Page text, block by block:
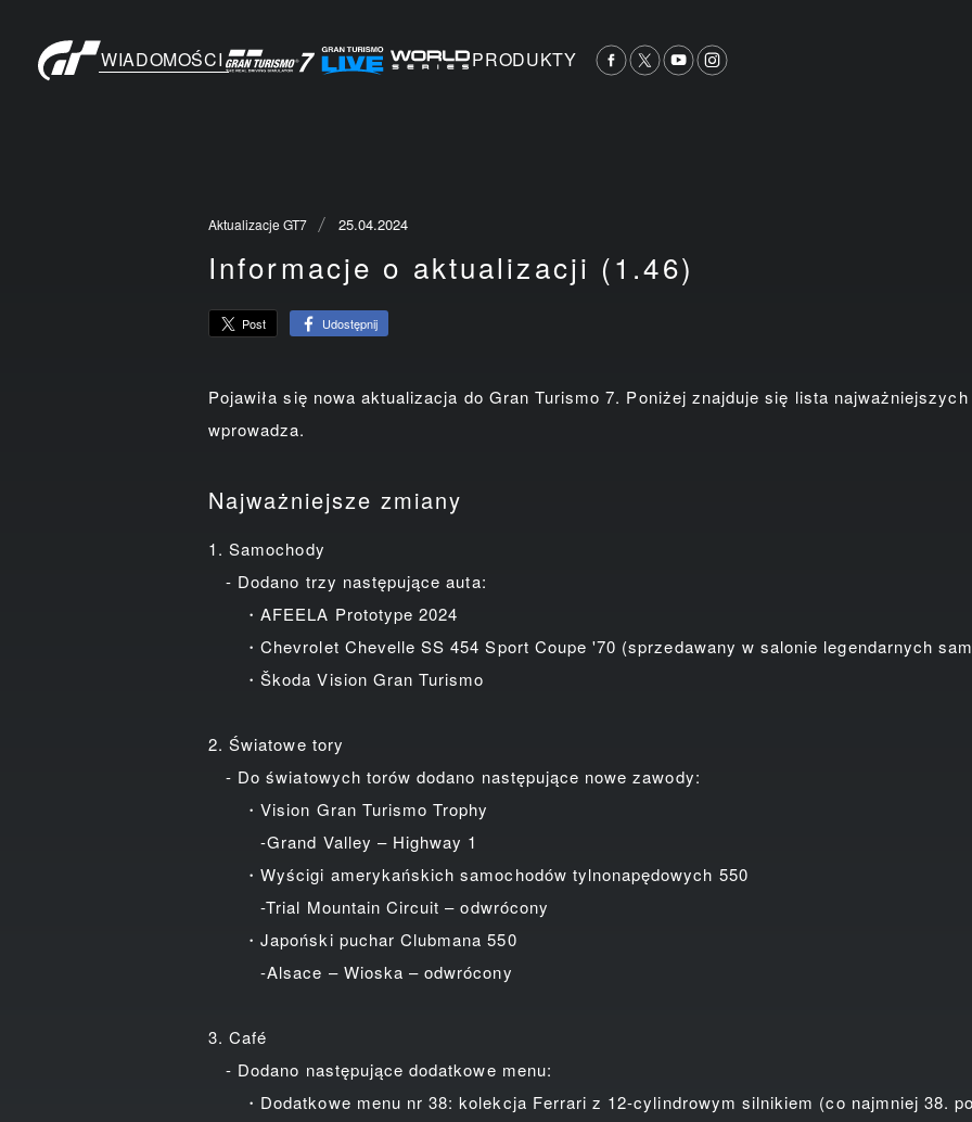
WIADOMOŚCI PRODUKTY
Aktualizacje GT7 25.04.2024
Informacje o aktualizacji (1.46)
Post Udostępnij
Pojawiła się nowa aktualizacja do Gran Turismo 7. Poniżej znajduje się lista
wprowadza.
Najważniejsze zmiany
1. Samochody
- Dodano trzy następujące auta:
・AFEELA Prototype 2024
・Chevrolet Chevelle SS 454 Sport Coupe '70 (sprzedawany w salonie legendarnych
・Škoda Vision Gran Turismo
2. Światowe tory
- Do światowych torów dodano następujące nowe zawody:
・Vision Gran Turismo Trophy
-Grand Valley – Highway 1
・Wyścigi amerykańskich samochodów tylnonapędowych 550
-Trial Mountain Circuit – odwrócony
・Japoński puchar Clubmana 550
-Alsace – Wioska – odwrócony
3. Café
- Dodano następujące dodatkowe menu:
・Dodatkowe menu nr 38: kolekcja Ferrari z 12-cylindrowym silnikiem (co najmniej 38.